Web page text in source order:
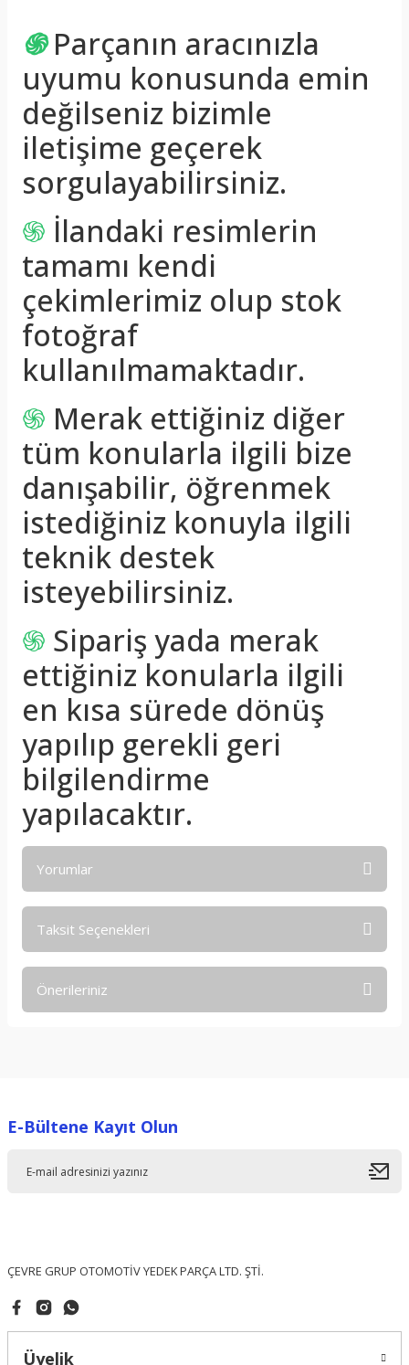
֍ Parçanın aracınızla
uyumu konusunda emin
değilseniz bizimle
iletişime geçerek
sorgulayabilirsiniz.
֍ İlandaki resimlerin
tamamı kendi
çekimlerimiz olup stok
fotoğraf
kullanılmamaktadır.
֍ Merak ettiğiniz diğer
tüm konularla ilgili bize
danışabilir, öğrenmek
istediğiniz konuyla ilgili
teknik destek
isteyebilirsiniz.
֍ Sipariş yada merak
ettiğiniz konularla ilgili
en kısa sürede dönüş
yapılıp gerekli geri
bilgilendirme
yapılacaktır.
Yorumlar
Taksit Seçenekleri
Önerileriniz
Ürün resmi kalitesiz, bozuk veya görüntülenemiyor.
E-Bültene Kayıt Olun
ÇEVRE GRUP OTOMOTİV YEDEK PARÇA LTD. ŞTİ.
Üyelik